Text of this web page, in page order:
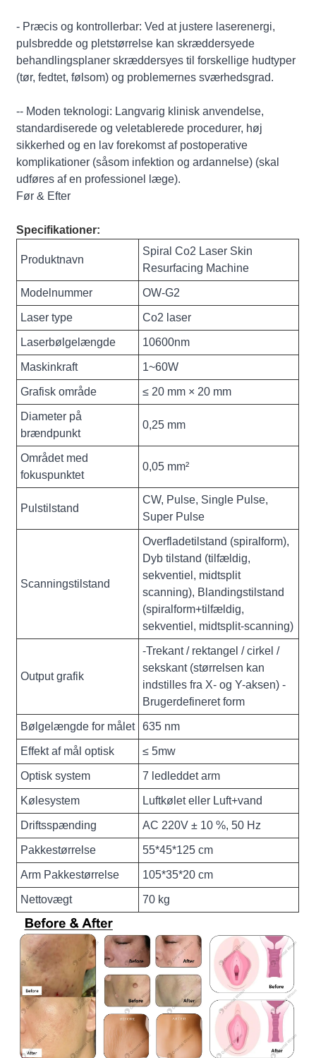
- Præcis og kontrollerbar: Ved at justere laserenergi,
pulsbredde og pletstørrelse kan skræddersyede
behandlingsplaner skræddersyes til forskellige hudtyper
(tør, fedtet, følsom) og problemernes sværhedsgrad.
-- Moden teknologi: Langvarig klinisk anvendelse,
standardiserede og veletablerede procedurer, høj
sikkerhed og en lav forekomst af postoperative
komplikationer (såsom infektion og ardannelse) (skal
udføres af en professionel læge).
Før & Efter
Specifikationer:
Produktnavn
Spiral Co2 Laser Skin
Resurfacing Machine
Modelnummer OW-G2
Laser type Co2 laser
Laserbølgelængde 10600nm
Maskinkraft 1~60W
Grafisk område ≤ 20 mm × 20 mm
Diameter på
brændpunkt
0,25 mm
Området med
fokuspunktet
0,05 mm²
Pulstilstand
CW, Pulse, Single Pulse,
Super Pulse
Scanningstilstand
Overfladetilstand (spiralform),
Dyb tilstand (tilfældig,
sekventiel, midtsplit
scanning), Blandingstilstand
(spiralform+tilfældig,
sekventiel, midtsplit-scanning)
Output grafik
-Trekant / rektangel / cirkel /
sekskant (størrelsen kan
indstilles fra X- og Y-aksen) -
Brugerdefineret form
Bølgelængde for målet 635 nm
Effekt af mål optisk ≤ 5mw
Optisk system 7 ledleddet arm
Kølesystem Luftkølet eller Luft+vand
Driftsspænding AC 220V ± 10 %, 50 Hz
Pakkestørrelse 55*45*125 cm
Arm Pakkestørrelse 105*35*20 cm
Nettovægt 70 kg